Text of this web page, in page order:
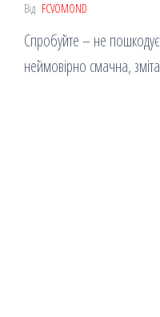
Від FCVOMOND
Спробуйте – не
неймовірно смачна,